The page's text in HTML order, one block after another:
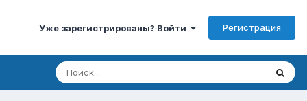
Уже зарегистрированы? Войти Регистрация